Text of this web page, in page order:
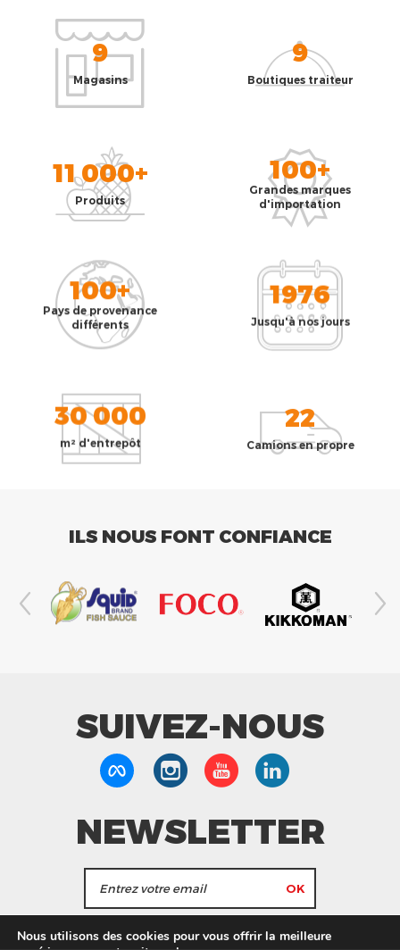
9
Magasins
9
Boutiques traiteur
11 000+
Produits
100+
Grandes marques
d'importation
100+
Pays de provenance
différents
1976
Jusqu'à nos jours
30 000
m² d'entrepôt
22
Camions en propre
ILS NOUS FONT CONFIANCE
SUIVEZ-NOUS
NEWSLETTER
J'accepte de recevoir les actualités et les
Nous utilisons des cookies pour vous offrir la meilleure